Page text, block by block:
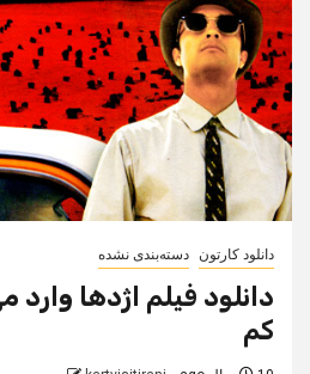
دانلود کارتون دسته‌بندی نشده
دانلود فیلم اژدها
کم